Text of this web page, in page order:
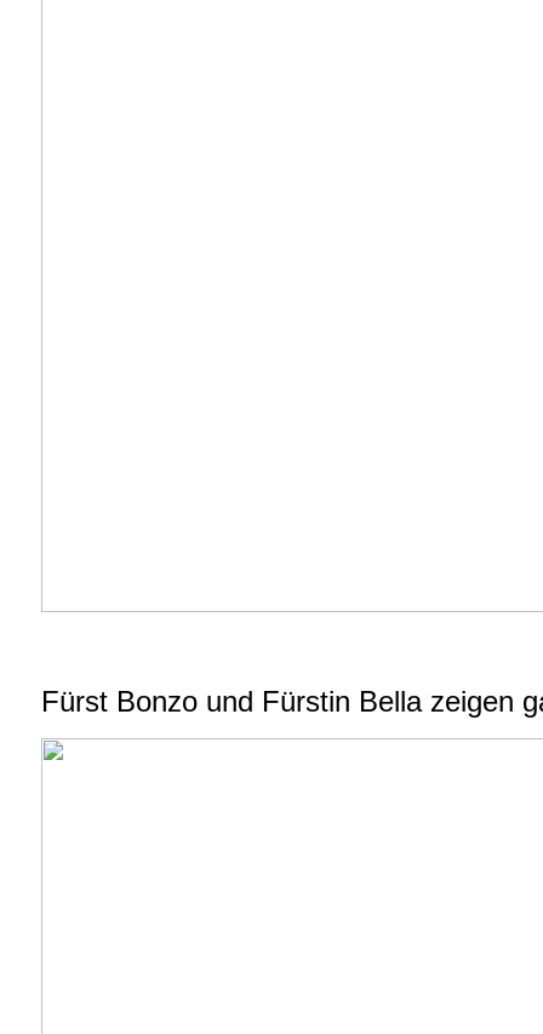
Fürst Bonzo und Fürstin Bella zeigen